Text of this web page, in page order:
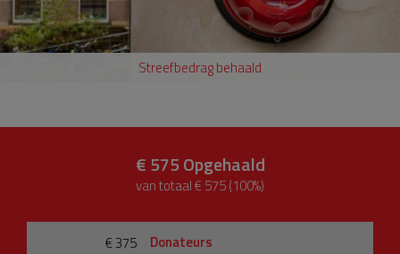
Streefbedrag behaald
€ 575Opgehaald
van totaal € 575 (100%)
€ 375
Donateurs